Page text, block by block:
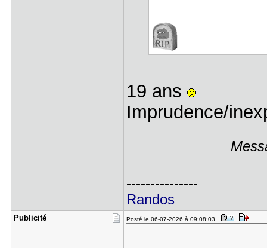
19 ans
Imprudence/
---------------
Randos
Publicité Posté le 06-07-2026 à 09:08:03